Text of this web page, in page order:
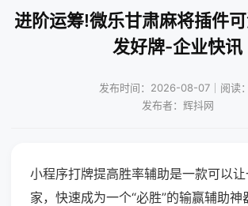
进阶运筹!微乐甘肃麻将插件
发好牌-企业快讯
发布时间：2026-08-07｜阅读
发布者：辉抖网
小程序打牌提高胜率辅助是一款可以
家，快速成为一个“必胜”的输赢辅助神